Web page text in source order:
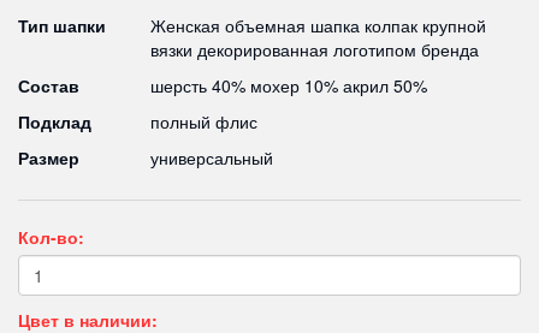
Тип шапки
Женская объемная шапка колпак крупной
вязки декорированная логотипом бренда
Состав
шерсть 40% мохер 10% акрил 50%
Подклад
полный флис
Размер
универсальный
Кол-во:
Цвет в наличии: